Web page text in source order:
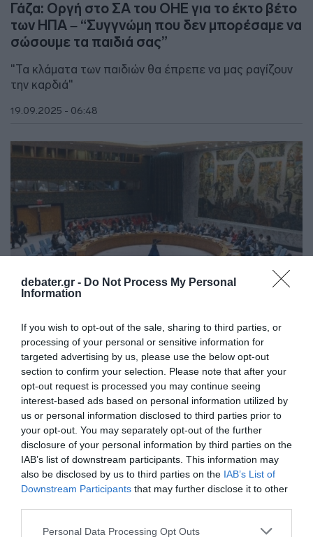
debater.gr - Do Not Process My Personal
Information
If you wish to opt-out of the sale, sharing to third parties, or
processing of your personal or sensitive information for
targeted advertising by us, please use the below opt-out
section to confirm your selection. Please note that after your
opt-out request is processed you may continue seeing
interest-based ads based on personal information utilized by
us or personal information disclosed to third parties prior to
your opt-out. You may separately opt-out of the further
disclosure of your personal information by third parties on the
IAB’s list of downstream participants. This information may
also be disclosed by us to third parties on the IAB’s List of
Downstream Participants that may further disclose it to other
Please note that this website/app uses one or more Google
Personal Data Processing Opt Outs
Γάζα: Οργή στο ΣΑ του ΟΗΕ για το έκτο βέτο
των ΗΠΑ – “Συγγνώμη που δεν μπορέσαμε να
σώσουμε τα παιδιά σας”
"Τα κλάματα των παιδιών θα έπρεπε να μας ραγίζουν
την καρδιά"
19.09.2025 - 06:48
ΔΙΕΘΝΗ
ΟΗΕ: Έκτακτη συνεδρίαση του Συμβουλίου
Ασφαλείας την Τρίτη για τους ομήρους στη
Γάζα
Με φόντο την παγκόσμια αγανάκτηση για την
κατάσταση στην περιοχή
04.08.2025 - 08:31